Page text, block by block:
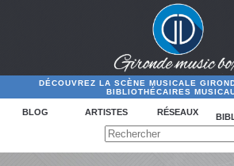
DÉCOUVREZ LA SCÈNE MUSICALE
BIBLIOTHÉCAIRES
BLOG ARTISTES RÉSEAUX